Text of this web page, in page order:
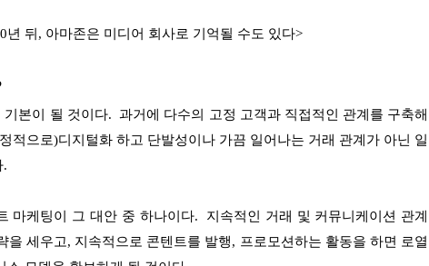
년 뒤, 아마존은 미디어 회사로 기억될 수도 있다>
본이 될 것이다. 과거에 다수의 고정 고객과 직접적인 관계를 구축해
적으로)디지털화 하고 단발성이나 가끔 일어나는 거래 관계가 아닌 일
.
마케팅이 그 대안 중 하나이다. 지속적인 거래 및 커뮤니케이션 관계
세우고, 지속적으로 콘텐트를 발행, 프로모션하는 활동을 하면 로열